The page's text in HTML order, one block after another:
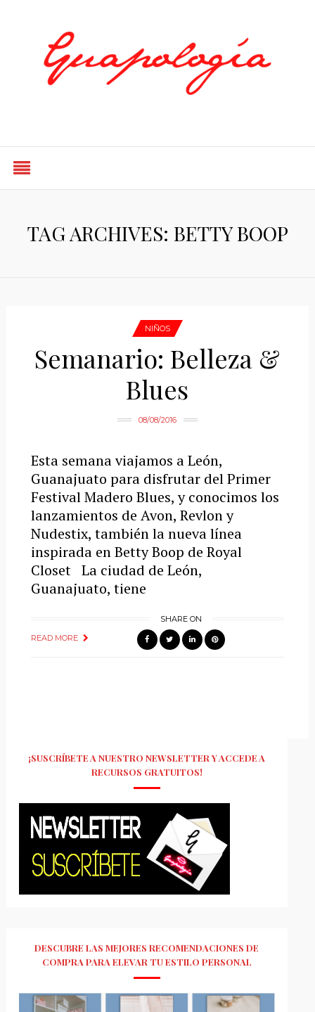
TAG ARCHIVES: BETTY BOOP
NIÑOS
Semanario: Belleza &
Blues
08/08/2016
Esta semana viajamos a León,
Guanajuato para disfrutar del Primer
Festival Madero Blues, y conocimos los
lanzamientos de Avon, Revlon y
Nudestix, también la nueva línea
inspirada en Betty Boop de Royal
Closet La ciudad de León,
Guanajuato, tiene
READ MORE
SHARE ON
¡SUSCRÍBETE A NUESTRO NEWSLETTER Y ACCEDE A
RECURSOS GRATUITOS!
DESCUBRE LAS MEJORES RECOMENDACIONES DE
COMPRA PARA ELEVAR TU ESTILO PERSONAL